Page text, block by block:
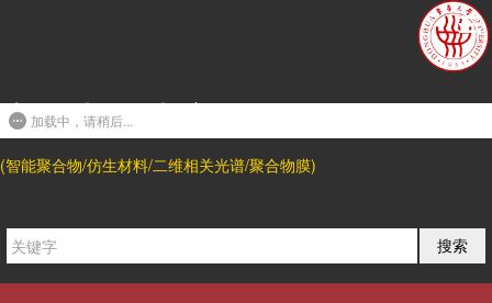
东华大学武培怡教授课题组
(智能聚合物/仿生材料/二维相关光谱/聚合物膜)
搜索
联系我们
上海市松江区人民北路2999号
东华大学 松江校区
电话:
邮箱wupeiyi@dhu.edu.cn
分享我们
加载中，请稍后...